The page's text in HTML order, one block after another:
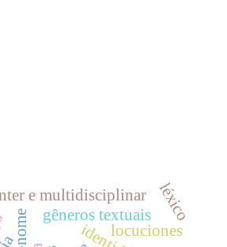
e multidisciplinar
locuciones
gêneros textuais léxico